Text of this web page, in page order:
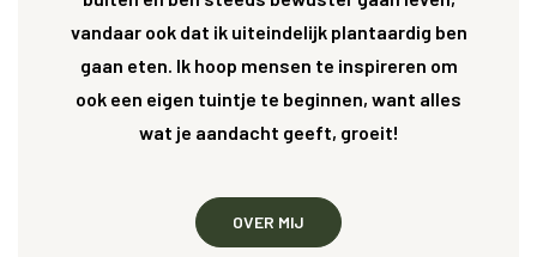
vandaar ook dat ik uiteindelijk plantaardig ben
gaan eten. Ik hoop mensen te inspireren om
ook een eigen tuintje te beginnen, want alles
wat je aandacht geeft, groeit!
OVER MIJ